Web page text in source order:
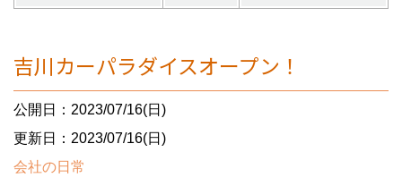
吉川カーパラダイスオープン！
公開日：2023/07/16(日)
更新日：2023/07/16(日)
会社の日常